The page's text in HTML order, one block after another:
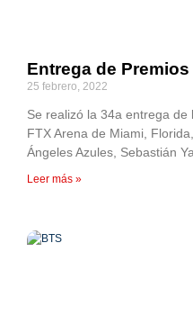
Entrega de
25 febrero, 2022
Se realizó la 34a entrega
FTX Arena de Miami,
Ángeles Azules, Sebastián
Leer más »